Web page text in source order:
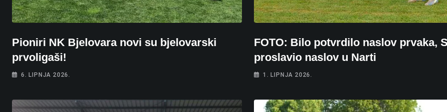
Pioniri NK Bjelovara novi su bjelovarski
prvoligaši!
6. LIPNJA 2026.
FOTO: Bilo potvrdilo naslov prvaka,
proslavio naslov u Narti
1. LIPNJA 2026.